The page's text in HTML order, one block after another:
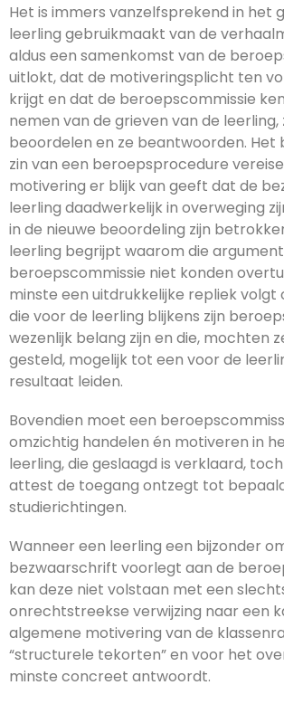
Het is immers vanzelfsprekend in het
leerling gebruikmaakt van de
aldus een samenkomst van de
uitlokt, dat de motiveringsplicht ten
krijgt en dat de beroepscommissie
nemen van de grieven van de leerling,
beoordelen en ze beantwoorden. Het
zin van een beroepsprocedure
motivering er blijk van geeft dat de
leerling daadwerkelijk in overweging
in de nieuwe beoordeling zijn
leerling begrijpt waarom die
beroepscommissie niet konden
minste een uitdrukkelijke repliek volgt
die voor de leerling blijkens zijn
wezenlijk belang zijn en die, mochten
gesteld, mogelijk tot een voor de
resultaat leiden.
Bovendien moet een
omzichtig handelen én motiveren in
leerling, die geslaagd is verklaard,
attest de toegang ontzegt tot
studierichtingen.
Wanneer een leerling een bijzonder
bezwaarschrift voorlegt aan de
kan deze niet volstaan met een
onrechtstreekse verwijzing naar een
algemene motivering van de
“structurele tekorten” en voor het
minste concreet antwoordt.